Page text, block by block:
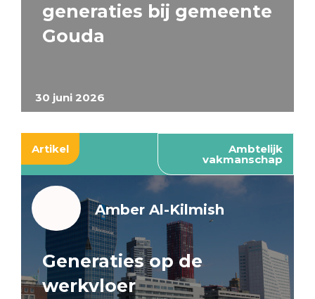
30 juni 2026
generaties bij gemeente
Gouda
Artikel Ambtelijk
vakmanschap
Amber Al-Kilmish
Generaties op de
werkvloer